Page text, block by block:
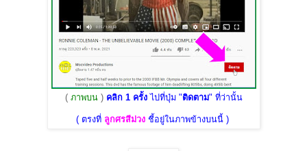
( ภาพบน) คลิก 1 ครั้งไปที่ปุ่ม "ติดตาม" ที่ว่านั้น
( ตรงที่ ลูกศรสีม่วงชี้อยู่ในภาพข้างบนนี้ )